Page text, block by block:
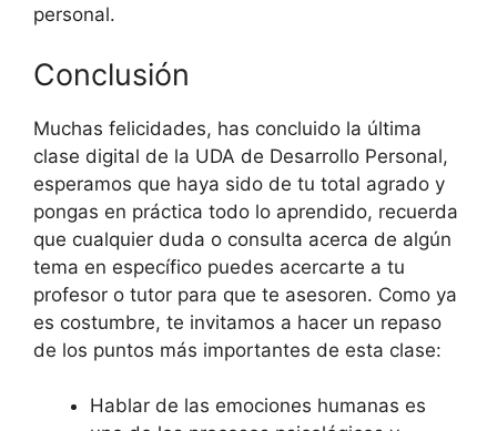
personal.
Conclusión
Muchas felicidades, has concluido la última
clase digital de la UDA de Desarrollo Personal,
esperamos que haya sido de tu total agrado y
pongas en práctica todo lo aprendido, recuerda
que cualquier duda o consulta acerca de algún
tema en específico puedes acercarte a tu
profesor o tutor para que te asesoren. Como ya
es costumbre, te invitamos a hacer un repaso
de los puntos más importantes de esta clase:
Hablar de las emociones humanas es